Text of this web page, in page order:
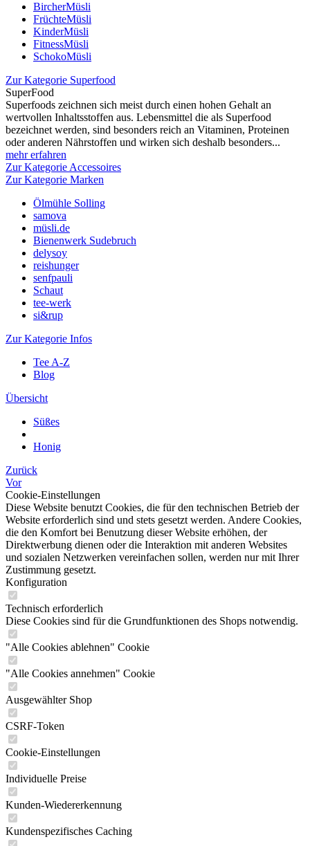
BircherMüsli
FrüchteMüsli
KinderMüsli
FitnessMüsli
SchokoMüsli
Zur Kategorie Superfood
SuperFood
Superfoods zeichnen sich meist durch einen hohen Gehalt an
wertvollen Inhaltsstoffen aus. Lebensmittel die als Superfood
bezeichnet werden, sind besonders reich an Vitaminen, Proteinen
oder anderen Nährstoffen und wirken sich deshalb besonders...
mehr erfahren
Zur Kategorie Accessoires
Zur Kategorie Marken
Ölmühle Solling
samova
müsli.de
Bienenwerk Sudebruch
delysoy
reishunger
senfpauli
Schaut
tee-werk
si&rup
Zur Kategorie Infos
Tee A-Z
Blog
Übersicht
Süßes
Honig
Zurück
Vor
Cookie-Einstellungen
Diese Website benutzt Cookies, die für den technischen Betrieb der
Website erforderlich sind und stets gesetzt werden. Andere Cookies,
die den Komfort bei Benutzung dieser Website erhöhen, der
Direktwerbung dienen oder die Interaktion mit anderen Websites
und sozialen Netzwerken vereinfachen sollen, werden nur mit Ihrer
Zustimmung gesetzt.
Konfiguration
Technisch erforderlich
Diese Cookies sind für die Grundfunktionen des Shops notwendig.
"Alle Cookies ablehnen" Cookie
"Alle Cookies annehmen" Cookie
Ausgewählter Shop
CSRF-Token
Cookie-Einstellungen
Individuelle Preise
Kunden-Wiedererkennung
Kundenspezifisches Caching